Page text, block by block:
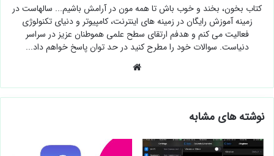
کتاب بخون، بخند و خوب باش تا همه مون در آرامش باشیم... سالهاست در
زمینه آموزش رایگان در زمینه های اینترنت، کامپیوتر و دنیای تکنولوژی
فعالیت می کنم و هدفم ارتقای سطح علمی هموطنان عزیز در سراسر
دنیاست. سوالات خود را مطرح کنید در حد توان پاسخ خواهم داد...
نوشته های مشابه